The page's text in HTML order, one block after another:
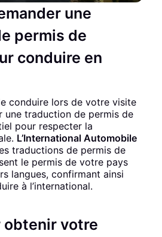
une
permis de
conduire en
conduire lors de votre visite
une traduction de permis de
pour respecter la
L’International Automobile
traductions de permis de
le permis de votre pays
langues, confirmant ainsi
à l’international.
obtenir votre